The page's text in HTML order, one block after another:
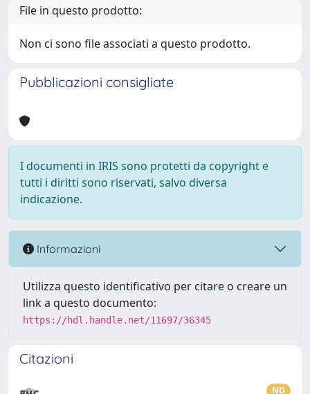
File in questo prodotto:
Non ci sono file associati a questo prodotto.
Pubblicazioni consigliate
I documenti in IRIS sono protetti da copyright e
tutti i diritti sono riservati, salvo diversa
indicazione.
Informazioni
Utilizza questo identificativo per citare o creare un
link a questo documento:
https://hdl.handle.net/11697/36345
Citazioni
ND